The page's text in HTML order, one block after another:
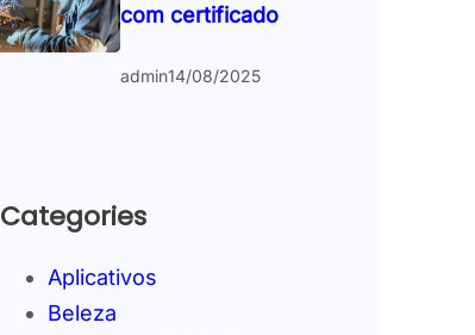
com certificado
admin14/08/2025
Categories
Aplicativos
Beleza